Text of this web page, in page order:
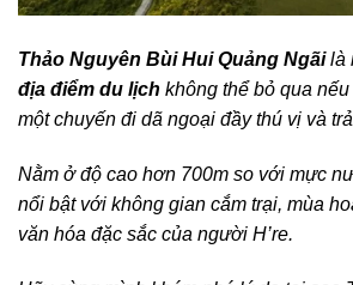
Thảo Nguyên Bùi Hui Quảng Ngãilà
địa điểm du lịch không thể bỏ qua
một chuyến đi dã ngoại đầy thú vị và
Nằm ở độ cao hơn 700m so với mực
nổi bật với không gian cắm trại, mùa
văn hóa đặc sắc của người H’re.